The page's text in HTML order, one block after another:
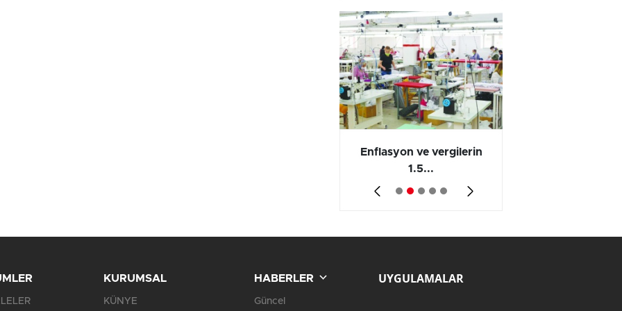
Enflasyon ve vergilerin
1.5...
KURUMSAL
KÜNYE
HABERLER
Güncel
UYGULAMALAR